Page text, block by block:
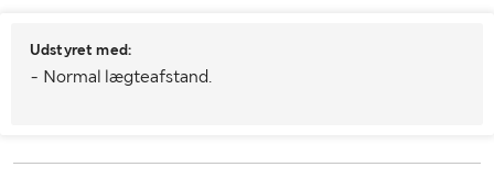
Udstyret med:
- Normal lægteafstand.